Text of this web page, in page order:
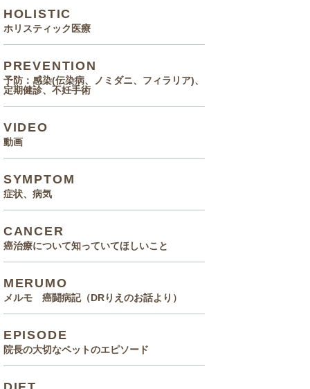
HOLISTIC
ホリスティック医療
PREVENTION
予防：感染(伝染病、ノミダニ、フィラリア)、
定期健診、不妊手術
VIDEO
動画
SYMPTOM
症状、病気
CANCER
癌治療について知っていてほしいこと
MERUMO
メルモ 癌闘病記（DRりえのお話より）
EPISODE
院長の大切なペットのエピソード